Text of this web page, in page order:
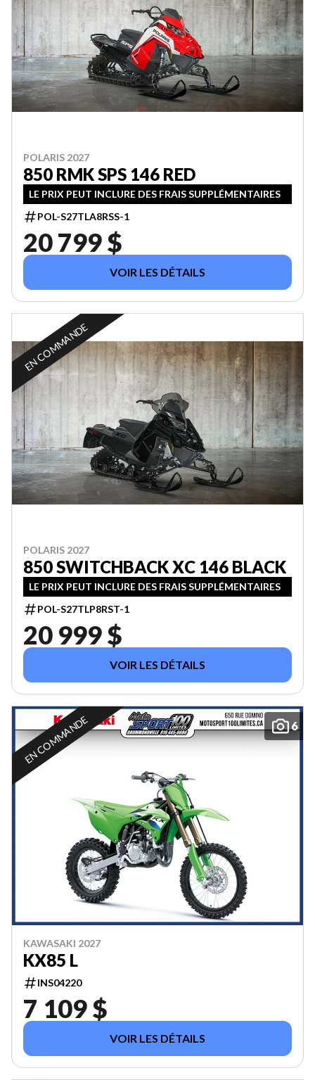
POLARIS 2027
850 RMK SPS 146 RED
LE PRIX PEUT INCLURE DES FRAIS SUPPLÉMENTAIRES
POL-S27TLA8RSS-1
20 799 $
VOIR LES DÉTAILS
EN COMMANDE
POLARIS 2027
850 SWITCHBACK XC 146 BLACK
LE PRIX PEUT INCLURE DES FRAIS SUPPLÉMENTAIRES
POL-S27TLP8RST-1
20 999 $
VOIR LES DÉTAILS
6
EN COMMANDE
KAWASAKI 2027
KX85 L
INS04220
7 109 $
VOIR LES DÉTAILS